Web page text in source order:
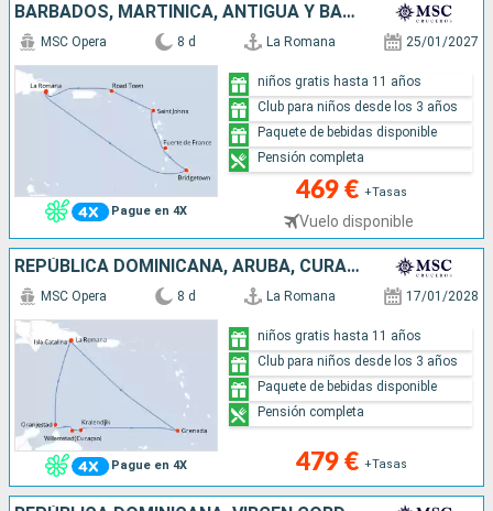
BARBADOS, MARTINICA, ANTIGUA Y BARBUDA, TÓRTOLA, REPÚBLICA DOMINICANA
Pague en 4X
MSC Opera 8 d La Romana 25/01/2027
469 € +Tasas
Vuelo disponible
niños gratis hasta 11 años
Club para niños desde los 3 años
Paquete de bebidas disponible
Pensión completa
REPÚBLICA DOMINICANA, ARUBA, CURAZAO, BONAIRE, GRENADA
Pague en 4X
MSC Opera 8 d La Romana 17/01/2028
479 € +Tasas
niños gratis hasta 11 años
Club para niños desde los 3 años
Paquete de bebidas disponible
Pensión completa